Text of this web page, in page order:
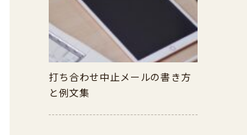
打ち合わせ中止メールの書き方
と例文集